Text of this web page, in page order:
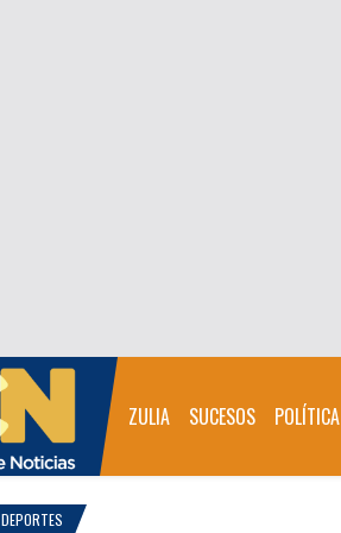
ZULIA SUCESOS POLÍTICA
DEPORTES